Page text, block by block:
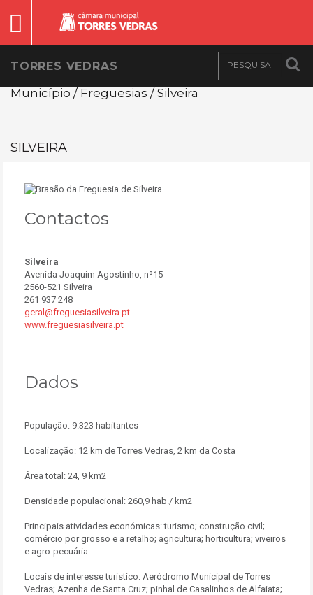
TORRES VEDRAS
Município / Freguesias / Silveira
SILVEIRA
Contactos
Silveira
Avenida Joaquim Agostinho, nº15
2560-521 Silveira
261 937 248
geral@freguesiasilveira.pt
www.freguesiasilveira.pt
Dados
População: 9.323 habitantes
Localização: 12 km de Torres Vedras, 2 km da Costa
Área total: 24, 9 km2
Densidade populacional: 260,9 hab./ km2
Principais atividades económicas: turismo; construção civil;
comércio por grosso e a retalho; agricultura; horticultura; viveiros
e agro-pecuária.
Locais de interesse turístico: Aeródromo Municipal de Torres
Vedras; Azenha de Santa Cruz; pinhal de Casalinhos de Alfaiata;